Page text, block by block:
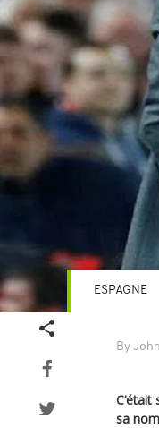
By
ESPAGNE
sa